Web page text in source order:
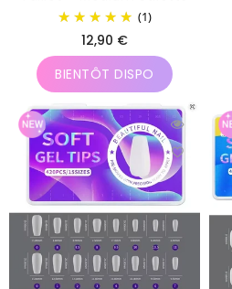
(1)
Prix
habituel
12,90 €
BIENTÔT DISPO